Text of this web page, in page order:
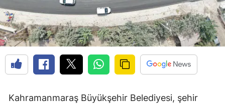
Kahramanmaraş Büyükşehir Belediyesi, şehir